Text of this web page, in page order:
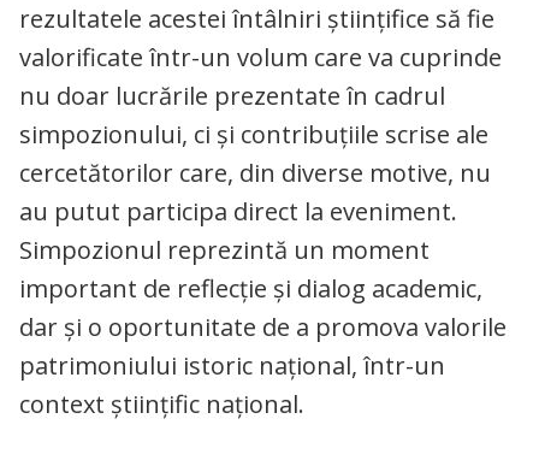
rezultatele acestei întâlniri științifice să fie
valorificate într-un volum care va cuprinde
nu doar lucrările prezentate în cadrul
simpozionului, ci și contribuțiile scrise ale
cercetătorilor care, din diverse motive, nu
au putut participa direct la eveniment.
Simpozionul reprezintă un moment
important de reflecție și dialog academic,
dar și o oportunitate de a promova valorile
patrimoniului istoric național, într-un
context științific național.